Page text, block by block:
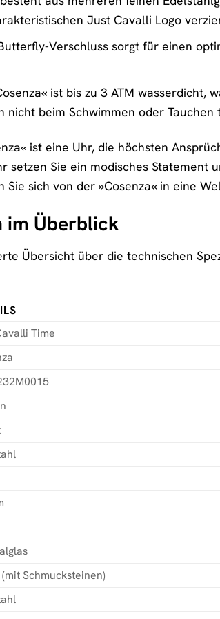
Just Cavalli Logo
Verschluss sorgt für einen
ist bis zu 3 ATM wasserdicht,
nicht beim Schwimmen oder Tauchen
ist eine Uhr, die höchsten
setzen Sie ein modisches Statement
Sie sich von der »Cosenza« in eine
im Überblick
Übersicht über die technischen
Time
Schmucksteinen)